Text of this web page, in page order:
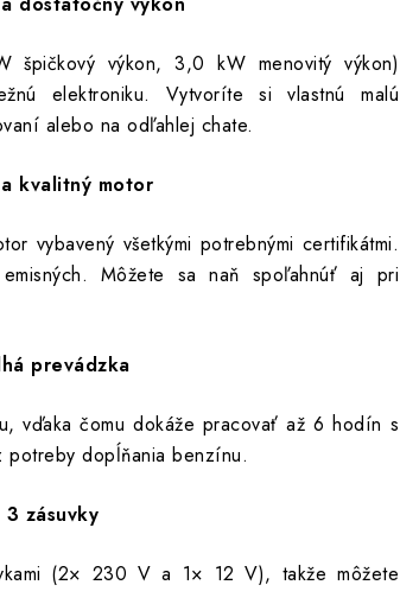
výkon, 3,0 kW menovitý výkon)
elektroniku. Vytvoríte si vlastnú malú
alebo na odľahlej chate.
kvalitný motor
vybavený všetkými potrebnými certifikátmi.
Môžete sa naň spoľahnúť aj pri
prevádzka
vďaka čomu dokáže pracovať až 6 hodín s
potreby dopĺňania benzínu.
3 zásuvky
(2× 230 V a 1× 12 V), takže môžete